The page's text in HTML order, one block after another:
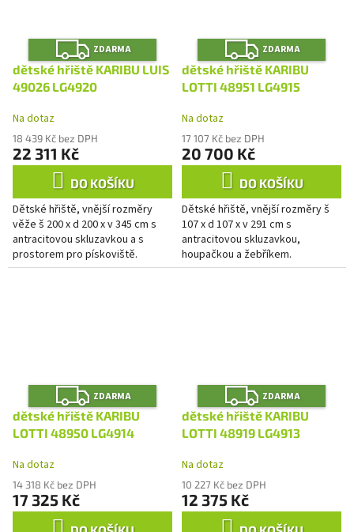
Z
D
A
R
M
A
ZDARMA
dětské hřiště KARIBU LUIS
49026 LG4920
Na dotaz
18 439 Kč bez DPH
22 311 Kč
DO KOŠÍKU
Dětské hřiště, vnější rozměry
věže š 200 x d 200 x v 345 cm s
antracitovou skluzavkou a s
prostorem pro pískoviště.
Z
D
A
R
M
A
ZDARMA
dětské hřiště KARIBU
LOTTI 48951 LG4915
Na dotaz
17 107 Kč bez DPH
20 700 Kč
DO KOŠÍKU
Dětské hřiště, vnější rozměry š
107 x d 107 x v 291 cm s
antracitovou skluzavkou,
houpačkou a žebříkem.
Z
D
A
R
M
ZDARMA
dětské hřiště KARIBU
LOTTI 48950 LG4914
Na dotaz
14 318 Kč bez DPH
17 325 Kč
Z
D
A
R
M
ZDARMA
dětské hřiště KARIBU
LOTTI 48919 LG4913
Na dotaz
10 227 Kč bez DPH
12 375 Kč